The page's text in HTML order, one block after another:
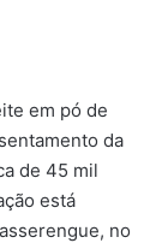
em pó de
da
de 45 mil
está
no